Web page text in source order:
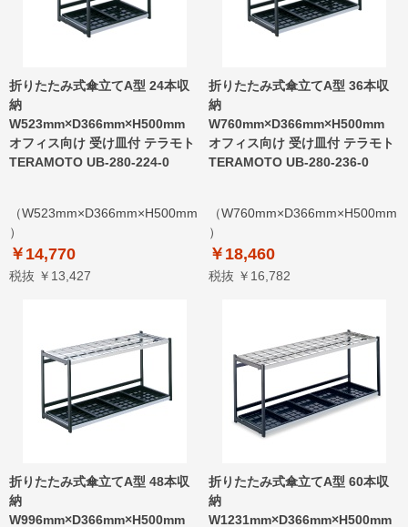
折りたたみ式傘立てA型 24本収
納
W523mm×D366mm×H500mm
オフィス向け 受け皿付 テラモト
TERAMOTO UB-280-224-0
（W523mm×D366mm×H500mm
）
￥14,770
税抜 ￥13,427
折りたたみ式傘立てA型 36本収
納
W760mm×D366mm×H500mm
オフィス向け 受け皿付 テラモト
TERAMOTO UB-280-236-0
（W760mm×D366mm×H500mm
）
￥18,460
税抜 ￥16,782
折りたたみ式傘立てA型 48本収
納
W996mm×D366mm×H500mm
折りたたみ式傘立てA型 60本収
納
W1231mm×D366mm×H500mm